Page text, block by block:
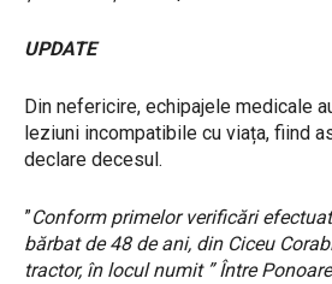
UPDATE
Din nefericire, echipajele medicale
leziuni incompatibile cu viața, fiind
declare decesul.
”Conform primelor verificări
bărbat de 48 de ani, din Ciceu
tractor, în locul numit ” Între